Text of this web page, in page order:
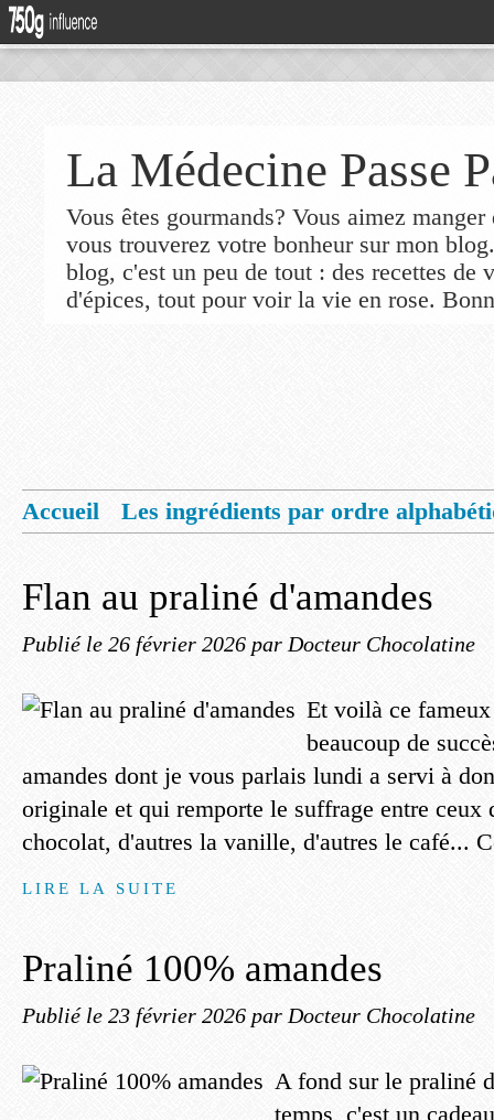
La Médecine Passe
Vous êtes gourmands? Vous aimez
vous trouverez votre bonheur sur mon
blog, c'est un peu de tout : des recettes de
d'épices, tout pour voir la vie en rose.
Accueil
Les ingrédients par ordre
Flan au praliné d'amandes
Publié le 26 février 2026 par Docteur Chocolatine
Et voilà ce
beaucoup de
amandes dont je vous parlais lundi a servi à
originale et qui remporte le suffrage entre ceux
chocolat, d'autres la vanille, d'autres le café...
LIRE LA SUITE
Praliné 100% amandes
Publié le 23 février 2026 par Docteur Chocolatine
A fond sur le praliné
temps, c'est un